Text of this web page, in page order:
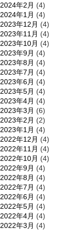
2024年2月 (4)
2024年1月 (4)
2023年12月 (4)
2023年11月 (4)
2023年10月 (4)
2023年9月 (4)
2023年8月 (4)
2023年7月 (4)
2023年6月 (4)
2023年5月 (4)
2023年4月 (4)
2023年3月 (6)
2023年2月 (2)
2023年1月 (4)
2022年12月 (4)
2022年11月 (4)
2022年10月 (4)
2022年9月 (4)
2022年8月 (4)
2022年7月 (4)
2022年6月 (4)
2022年5月 (4)
2022年4月 (4)
2022年3月 (4)